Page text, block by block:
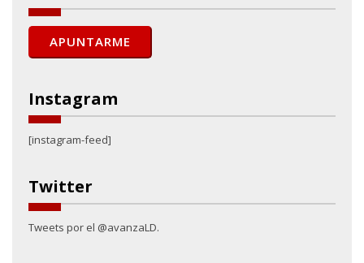
Instagram
[instagram-feed]
Twitter
Tweets por el @avanzaLD.